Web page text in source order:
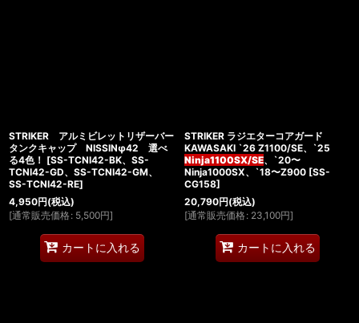
STRIKER アルミビレットリザーバー
タンクキャップ NISSINφ42 選べ
る4色！ [SS-TCNI42-BK、SS-
TCNI42-GD、SS-TCNI42-GM、
SS-TCNI42-RE]
4,950円(税込)
[通常販売価格 : 5,500円]
カートに入れる
STRIKER ラジエターコアガード
KAWASAKI `26 Z1100/SE、`25
Ninja1100SX/SE、`20〜
Ninja1000SX、`18〜Z900 [SS-
CG158]
20,790円(税込)
[通常販売価格 : 23,100円]
カートに入れる